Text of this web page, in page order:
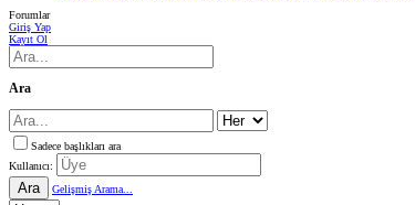
Forumlar
Giriş Yap
Kayıt Ol
Ara
Sadece başlıkları ara
Kullanıcı:
Ara Gelişmiş Arama...